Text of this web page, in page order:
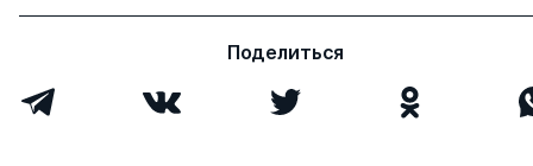
Поделиться